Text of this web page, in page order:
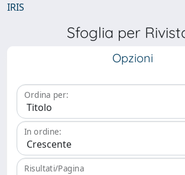
IRIS
Sfoglia per
Opzioni
Ordina per:
In ordine:
Risultati/Pagina